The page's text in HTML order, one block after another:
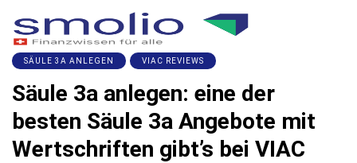
SÄULE 3A ANLEGEN VIAC REVIEWS
Säule 3a anlegen: eine der
besten Säule 3a Angebote mit
Wertschriften gibt’s bei VIAC